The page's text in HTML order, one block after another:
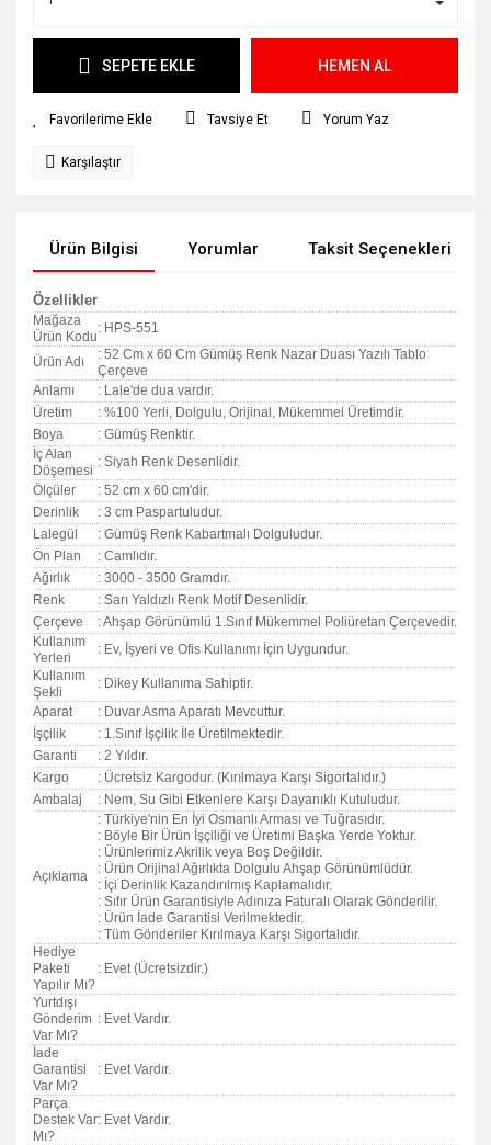
SEPETE EKLE HEMEN AL
Tavsiye Et Yorum Yaz
Karşılaştır
Ürün Bilgisi Yorumlar Taksit Seçenekleri
Özellikler
Mağaza
Ürün Kodu
: HPS-551
Ürün Adı
: 52 Cm x 60 Cm Gümüş Renk Nazar Duası Yazılı Tablo
Çerçeve
Anlamı
: Lale'de dua vardır.
Üretim
: %100 Yerli, Dolgulu, Orijinal, Mükemmel Üretimdir.
Boya
: Gümüş Renktir.
İç Alan
Döşemesi
: Siyah Renk Desenlidir.
Ölçüler
: 52 cm x 60 cm'dir.
Derinlik
: 3 cm Paspartuludur.
Lalegül
: Gümüş Renk Kabartmalı Dolguludur.
Ön Plan
: Camlıdır.
Ağırlık
: 3000 - 3500 Gramdır.
Renk
: Sarı Yaldızlı Renk Motif Desenlidir.
Çerçeve
: Ahşap Görünümlü 1.Sınıf Mükemmel Poliüretan Çerçevedir.
Kullanım
Yerleri
: Ev, İşyeri ve Ofis Kullanımı İçin Uygundur.
Kullanım
Şekli
: Dikey Kullanıma Sahiptir.
Aparat
: Duvar Asma Aparatı Mevcuttur.
İşçilik
: 1.Sınıf İşçilik İle Üretilmektedir.
Garanti
: 2 Yıldır.
Kargo
: Ücretsiz Kargodur. (Kırılmaya Karşı Sigortalıdır.)
Ambalaj
: Nem, Su Gibi Etkenlere Karşı Dayanıklı Kutuludur.
Açıklama
: Türkiye'nin En İyi Osmanlı Arması ve Tuğrasıdır.
: Böyle Bir Ürün İşçiliği ve Üretimi Başka Yerde Yoktur.
: Ürünlerimiz Akrilik veya Boş Değildir.
: Ürün Orijinal Ağırlıkta Dolgulu Ahşap Görünümlüdür.
: İçi Derinlik Kazandırılmış Kaplamalıdır.
: Sıfır Ürün Garantisiyle Adınıza Faturalı Olarak Gönderilir.
: Ürün İade Garantisi Verilmektedir.
: Tüm Gönderiler Kırılmaya Karşı Sigortalıdır.
Hediye
Paketi
Yapılır Mı?
: Evet (Ücretsizdir.)
Yurtdışı
Gönderim
Var Mı?
: Evet Vardır.
İade
Garantisi
Var Mı?
: Evet Vardır.
Parça
Destek Var
Mı?
: Evet Vardır.